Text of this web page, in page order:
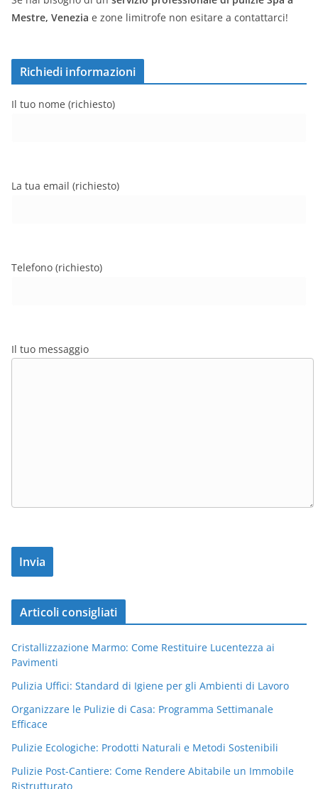
Mestre, Venezia e zone limitrofe non esitare a contattarci!
Richiedi informazioni
Il tuo nome (richiesto)
La tua email (richiesto)
Telefono (richiesto)
Il tuo messaggio
Articoli consigliati
Cristallizzazione Marmo: Come Restituire Lucentezza ai
Pavimenti
Pulizia Uffici: Standard di Igiene per gli Ambienti di Lavoro
Organizzare le Pulizie di Casa: Programma Settimanale
Efficace
Pulizie Ecologiche: Prodotti Naturali e Metodi Sostenibili
Pulizie Post-Cantiere: Come Rendere Abitabile un Immobile
Ristrutturato